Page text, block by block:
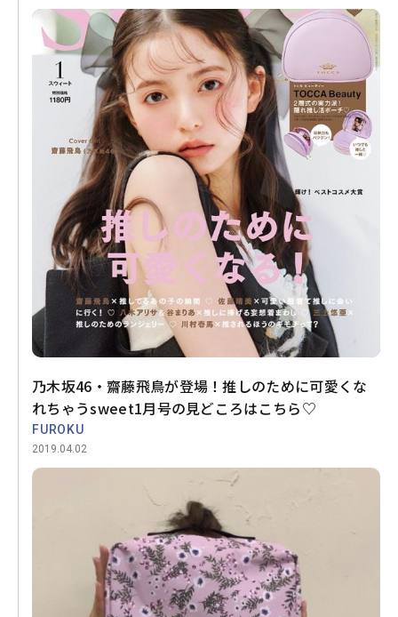
乃木坂46・齋藤飛鳥が登場！推しのために可愛くな
れちゃうsweet1月号の見どころはこちら♡
FUROKU
2019.04.02